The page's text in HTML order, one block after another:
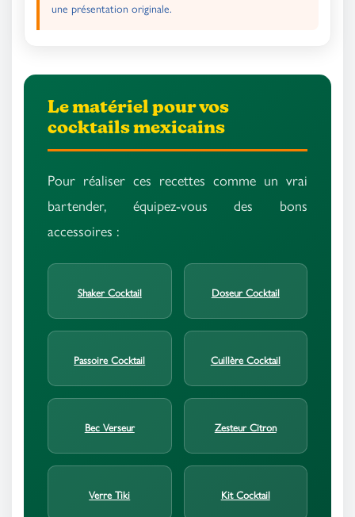
une présentation originale.
Le matériel pour vos
cocktails mexicains
Pour réaliser ces recettes comme un vrai
bartender, équipez-vous des bons
accessoires :
Shaker Cocktail Doseur Cocktail
Passoire Cocktail Cuillère Cocktail
Bec Verseur Zesteur Citron
Verre Tiki Kit Cocktail